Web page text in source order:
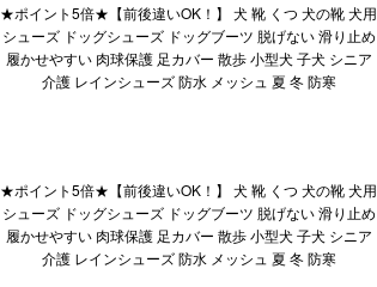
★ポイント5倍★【前後違いOK！】 犬 靴 くつ 犬の靴 犬用
シューズ ドッグシューズ ドッグブーツ 脱げない 滑り止め
履かせやすい 肉球保護 足カバー 散歩 小型犬 子犬 シニア
介護 レインシューズ 防水 メッシュ 夏 冬 防寒
★ポイント5倍★【前後違いOK！】 犬 靴 くつ 犬の靴 犬用
シューズ ドッグシューズ ドッグブーツ 脱げない 滑り止め
履かせやすい 肉球保護 足カバー 散歩 小型犬 子犬 シニア
介護 レインシューズ 防水 メッシュ 夏 冬 防寒